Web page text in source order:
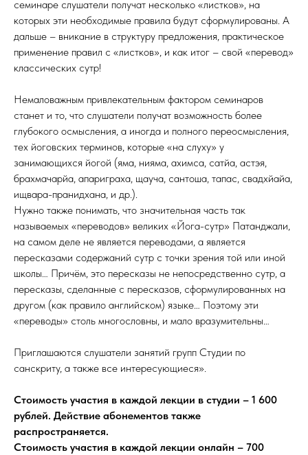
семинаре слушатели получат несколько «листков», на
которых эти необходимые правила будут сформулированы. А
дальше – вникание в структуру предложения, практическое
применение правил с «листков», и как итог – свой «перевод»
классических сутр!
Немаловажным привлекательным фактором семинаров
станет и то, что слушатели получат возможность более
глубокого осмысления, а иногда и полного переосмысления,
тех йоговских терминов, которые «на слуху» у
занимающихся йогой (яма, нияма, ахимса, сатйа, астэя,
брахмачарйа, апариграха, щауча, сантоша, тапас, свадхйайа,
ищвара-пранидхана, и др.).
Нужно также понимать, что значительная часть так
называемых «переводов» великих «Йога-сутр» Патанджали,
на самом деле не является переводами, а является
пересказами содержаний сутр с точки зрения той или иной
школы… Причём, это пересказы не непосредственно сутр, а
пересказы, сделанные с пересказов, сформулированных на
другом (как правило английском) языке… Поэтому эти
«переводы» столь многословны, и мало вразумительны…
Приглашаются слушатели занятий групп Студии по
санскриту, а также все интересующиеся».
Стоимость участия в каждой лекции в студии – 1 600
рублей. Действие абонементов также
распространяется.
Стоимость участия в каждой лекции онлайн – 700